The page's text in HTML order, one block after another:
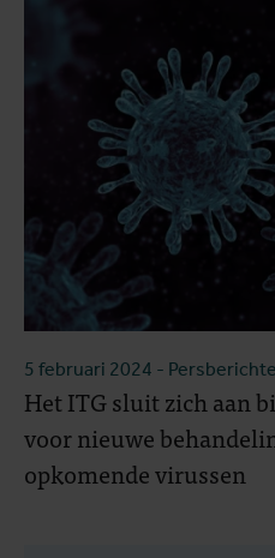
5 februari 2024 -
Het ITG sluit zich aan
voor nieuwe
opkomende virussen